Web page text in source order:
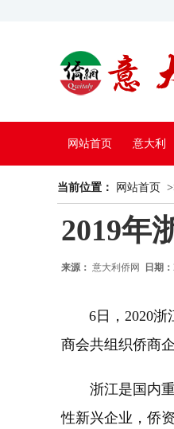
网站首页 意大利
中国电视
当前位置： 网站首页
2019年
来源： 意大利侨网 日期：
6日，2020浙江
商会共组织侨商
浙江是国内重
性新兴企业，侨